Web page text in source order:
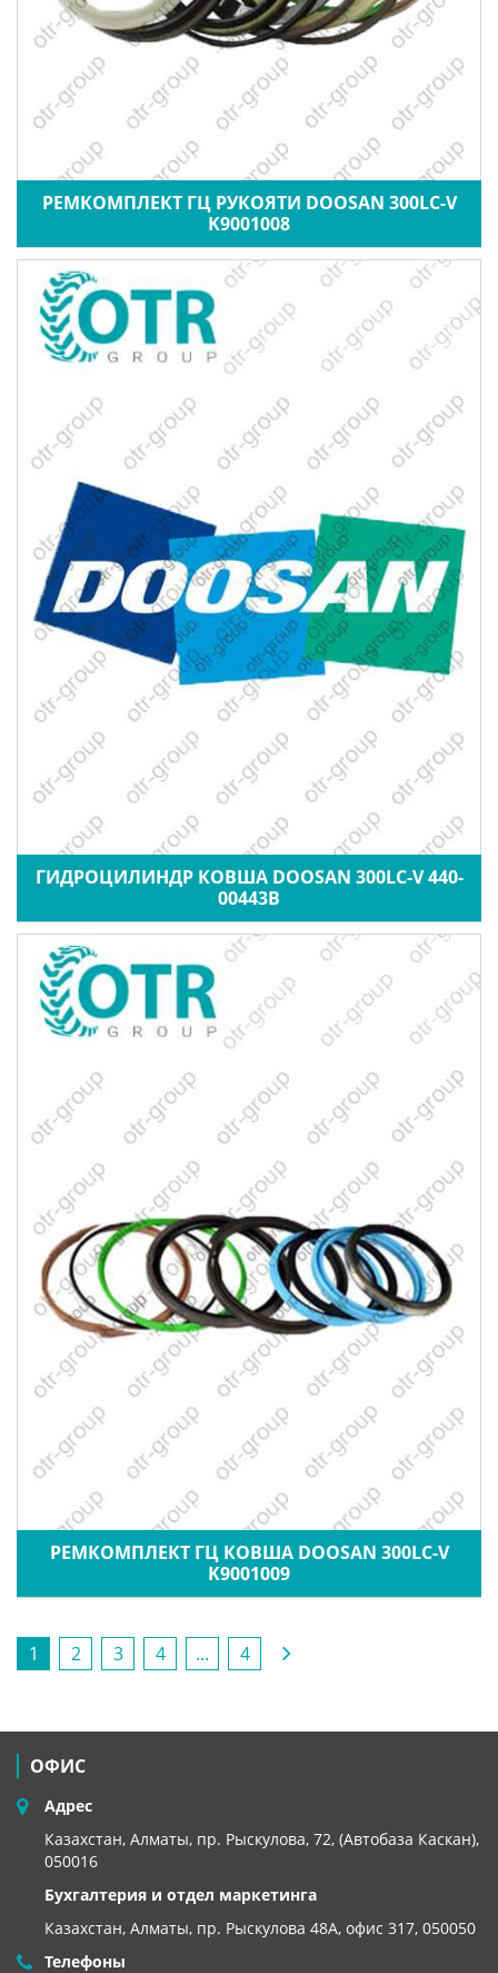
РЕМКОМПЛЕКТ ГЦ РУКОЯТИ DOOSAN 300LC-V
K9001008
ГИДРОЦИЛИНДР КОВША DOOSAN 300LC-V 440-
00443B
РЕМКОМПЛЕКТ ГЦ КОВША DOOSAN 300LC-V
K9001009
1 2 3 4 ... 4
ОФИС
Адрес
Казахстан, Алматы, пр. Рыскулова, 72, (Автобаза Каскан),
050016
Бухгалтерия и отдел маркетинга
Казахстан, Алматы, пр. Рыскулова 48А, офис 317, 050050
Телефоны